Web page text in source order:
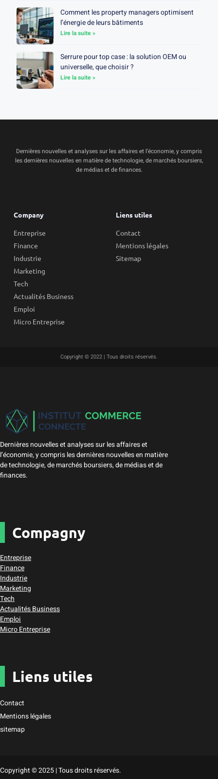
Comment les property managers optimisent
l’énergie de leurs bâtiments
Lire la suite »
Serrure pour top case : la solution OEM ou
universelle, que choisir ?
Lire la suite »
Dernières nouvelles et analyses sur les affaires et l’économie, y compris
les dernières nouvelles en matière de technologie, de marchés boursiers,
de médias et de finances.
Company
Entreprise
Finance
Industrie
Marketing
Tech
Actualités Business
Emploi
Micro Entreprise
Liens utiles
Contact
Mentions légales
Sitemap
Copyright © 2022 | Tous droits réservés.
Dernières nouvelles et analyses sur les affaires et
l’économie, y compris les dernières nouvelles en matière
de technologie, de marchés boursiers, de médias et de
finances.
Compagny
Entreprise
Finance
Industrie
Marketing
Tech
Actualités Business
Emploi
Micro Entreprise
Liens utiles
Contact
Mentions légales
sitemap
Copyright © 2025 | Tous droits réservés.